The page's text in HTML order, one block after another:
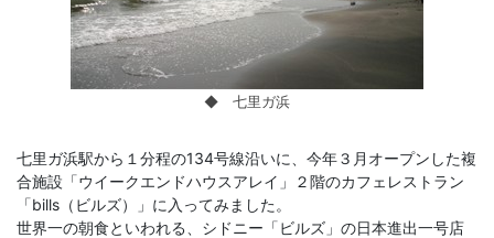
◆ 七里ガ浜
七里ガ浜駅から１分程の134号線沿いに、今年３月オープンした複
合施設「ウイークエンドハウスアレイ」２階のカフェレストラン
「bills（ビルズ）」に入ってみました。
世界一の朝食といわれる、シドニー「ビルズ」の日本進出一号店